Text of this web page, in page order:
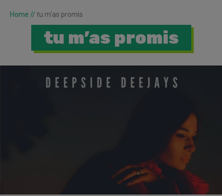
Home // tu m'as promis
tu m’as promis